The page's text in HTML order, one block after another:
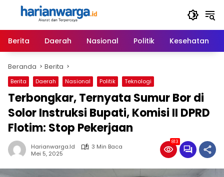
Langsung
Berita
Daerah Nasional Politik Kesehatan
Beranda Berita
Berita Daerah Nasional Politik Teknologi
Terbongkar, Ternyata Sumur Bor di
Solor Instruksi Bupati, Komisi II DPRD
Flotim: Stop Pekerjaan
Harianwarga.id
3 Min Baca
Mei 5, 2025
813